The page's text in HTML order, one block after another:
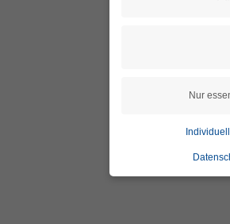
Nur